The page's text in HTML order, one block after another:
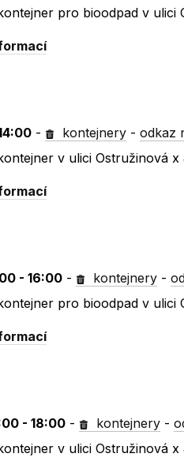
pro bioodpad v ulici
- kontejnery -odkaz
v ulici Ostružinová x
- 16:00 - kontejnery -
pro bioodpad v ulici
- 18:00 - kontejnery -
v ulici Ostružinová x